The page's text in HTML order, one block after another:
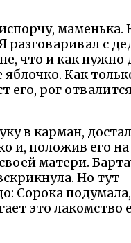
маменька.
разговаривал с
что и как нужно
Как
его, рог
в карман, достал
и, положив его
матери.
Но тут
Сорока
это лакомство